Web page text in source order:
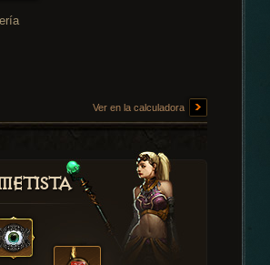
Ver en la calculadora